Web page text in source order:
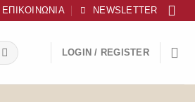
ΕΠΙΚΟΙΝΩΝΊΑ NEWSLETTER
LOGIN / REGISTER